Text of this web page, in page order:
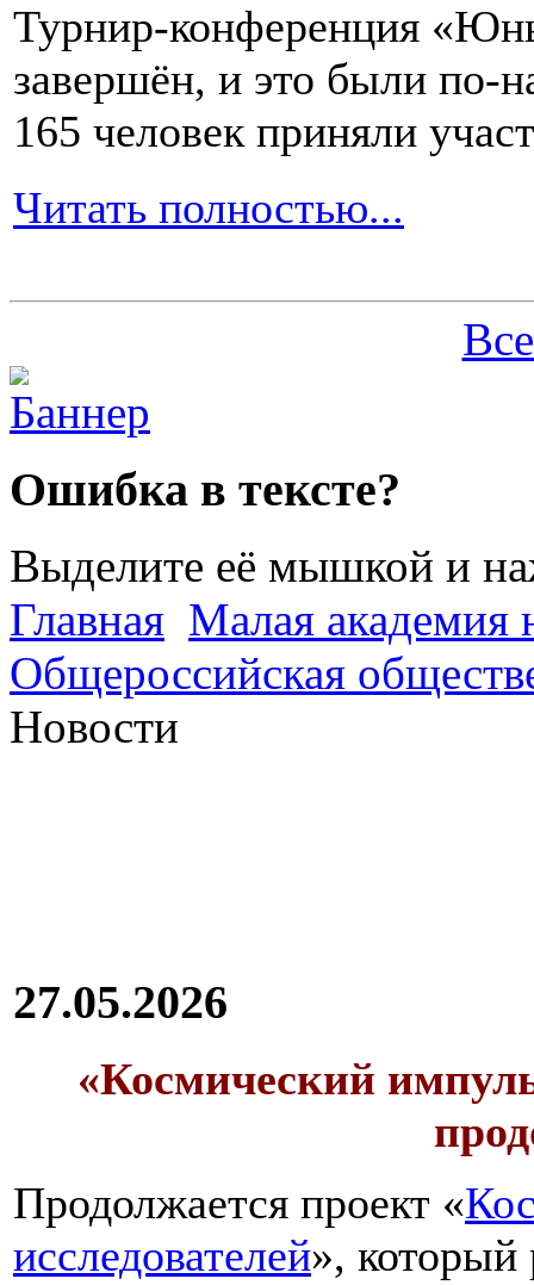
Турнир-конференция
завершён, и это были по-
165 человек приняли
Читать полностью...
Ошибка в тексте?
Выделите её мышкой и
Главная Малая академия
Общероссийская
Новости
27.05.2026
«Космический
Продолжается проект «
исследователей», который